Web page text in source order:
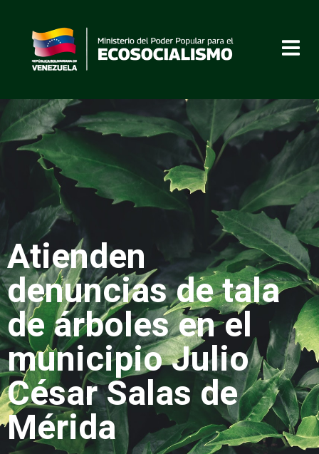
Atienden
denuncias de tala
de árboles en el
municipio Julio
César Salas de
Mérida